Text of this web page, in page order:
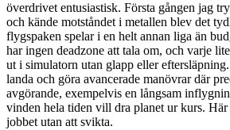
överdrivet entusiastisk. Första gången jag
och kände motståndet i metallen blev det
flygspaken spelar i en helt annan liga än
har ingen deadzone att tala om, och varje
ut i simulatorn utan glapp eller eftersläpning.
landa och göra avancerade manövrar där
avgörande, exempelvis en långsam
vinden hela tiden vill dra planet ur kurs.
jobbet utan att svikta.